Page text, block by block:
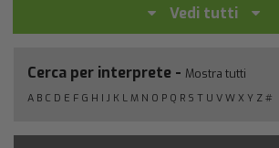
Vedi tutti
Cerca per interprete - Mostra tutti
A B C D E F G H I J K L M N O P Q R S T U V W X Y Z #